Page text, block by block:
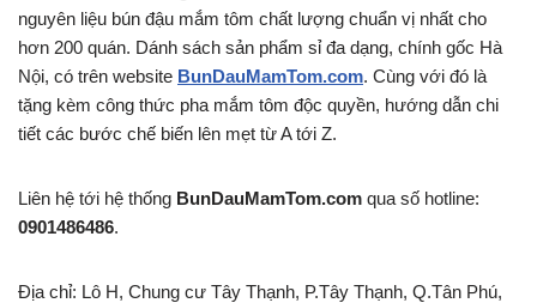
nguyên liệu bún đậu mắm tôm chất lượng chuẩn vị nhất cho
hơn 200 quán. Dánh sách sản phẩm sỉ đa dạng, chính gốc Hà
Nội, có trên website BunDauMamTom.com. Cùng với đó là
tặng kèm công thức pha mắm tôm độc quyền, hướng dẫn chi
tiết các bước chế biến lên mẹt từ A tới Z.
Liên hệ tới hệ thống BunDauMamTom.com qua số hotline:
0901486486.
Địa chỉ: Lô H, Chung cư Tây Thạnh, P.Tây Thạnh, Q.Tân Phú,